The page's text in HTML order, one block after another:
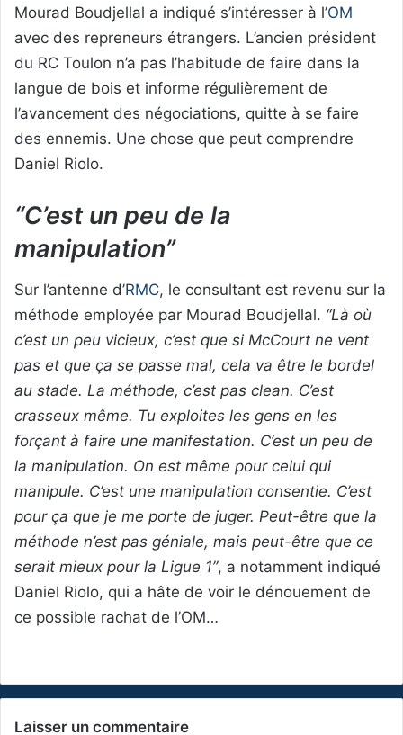
Mourad Boudjellal a indiqué s’intéresser à l’OM
avec des repreneurs étrangers. L’ancien président
du RC Toulon n’a pas l’habitude de faire dans la
langue de bois et informe régulièrement de
l’avancement des négociations, quitte à se faire
des ennemis. Une chose que peut comprendre
Daniel Riolo.
“C’est un peu de la
manipulation”
Sur l’antenne d’RMC, le consultant est revenu sur la
méthode employée par Mourad Boudjellal. “Là où
c’est un peu vicieux, c’est que si McCourt ne vent
pas et que ça se passe mal, cela va être le bordel
au stade. La méthode, c’est pas clean. C’est
crasseux même. Tu exploites les gens en les
forçant à faire une manifestation. C’est un peu de
la manipulation. On est même pour celui qui
manipule. C’est une manipulation consentie. C’est
pour ça que je me porte de juger. Peut-être que la
méthode n’est pas géniale, mais peut-être que ce
serait mieux pour la Ligue 1”, a notamment indiqué
Daniel Riolo, qui a hâte de voir le dénouement de
ce possible rachat de l’OM…
Laisser un commentaire